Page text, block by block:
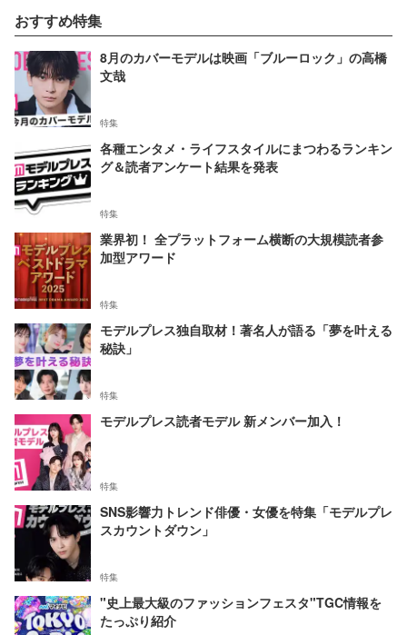
おすすめ特集
8月のカバーモデルは映画「ブルーロック」の高橋
文哉
特集
各種エンタメ・ライフスタイルにまつわるランキン
グ＆読者アンケート結果を発表
特集
業界初！ 全プラットフォーム横断の大規模読者参
加型アワード
特集
モデルプレス独自取材！著名人が語る「夢を叶える
秘訣」
特集
モデルプレス読者モデル 新メンバー加入！
特集
SNS影響力トレンド俳優・女優を特集「モデルプレ
スカウントダウン」
特集
"史上最大級のファッションフェスタ"TGC情報を
たっぷり紹介